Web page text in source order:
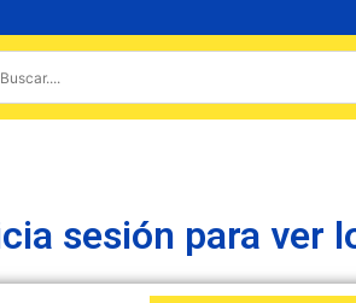
sesión para ver